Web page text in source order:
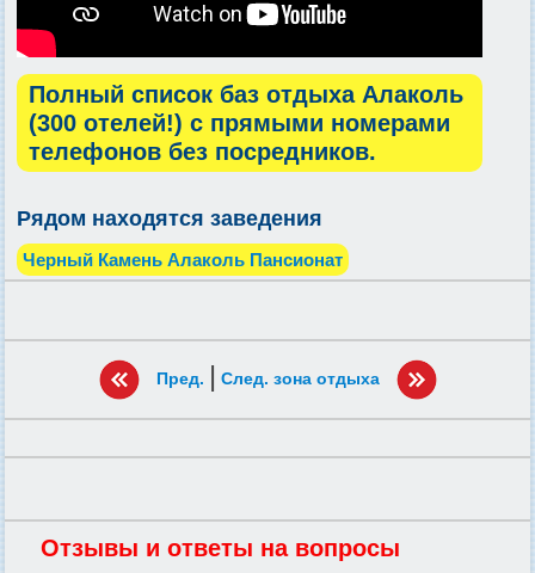
Полный список баз отдыха Алаколь
(300 отелей!) с прямыми номерами
телефонов без посредников.
Рядом находятся заведения
Черный Камень Алаколь Пансионат
Пред. | След. зона отдыха
Отзывы и ответы на вопросы